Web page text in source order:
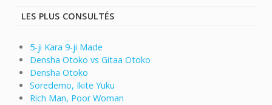
LES PLUS CONSULTÉS
5-ji Kara 9-ji Made
Densha Otoko vs Gitaa Otoko
Densha Otoko
Soredemo, Ikite Yuku
Rich Man, Poor Woman